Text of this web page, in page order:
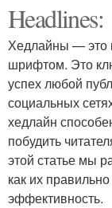
Headlines:
Хедлайны — это
шрифтом. Это
успех любой
социальных
хедлайн
побудить
этой статье мы
как их
эффективность.